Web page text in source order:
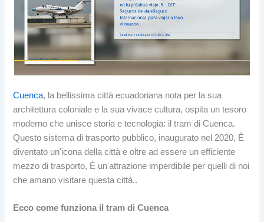
Cuenca, la bellissima città ecuadoriana nota per la sua
architettura coloniale e la sua vivace cultura, ospita un tesoro
moderno che unisce storia e tecnologia: il tram di Cuenca.
Questo sistema di trasporto pubblico, inaugurato nel 2020, È
diventato un'icona della città e oltre ad essere un efficiente
mezzo di trasporto, È un'attrazione imperdibile per quelli di noi
che amano visitare questa città..
Ecco come funziona il tram di Cuenca